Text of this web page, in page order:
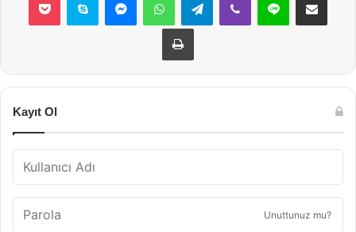
Yazdır
Kayıt Ol
Unuttunuz mu?